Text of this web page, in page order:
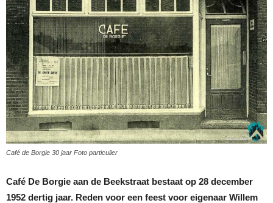
Café de Borgie 30 jaar Foto particulier
Café De Borgie aan de Beekstraat bestaat op 28 december
1952 dertig jaar. Reden voor een feest voor eigenaar Willem